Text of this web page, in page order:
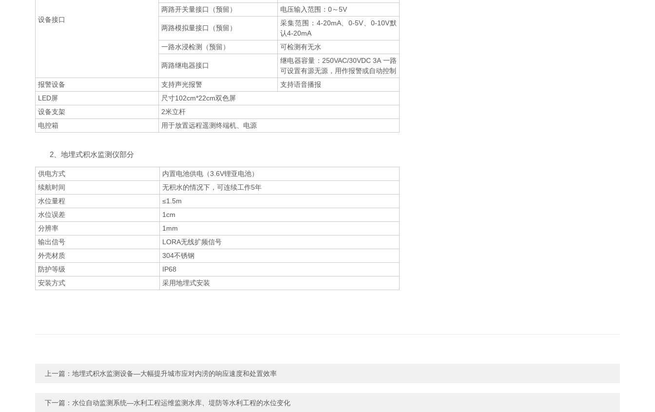
设备接口
两路开关量接口（预留）
电压输入范围：0～5V
两路模拟量接口（预留）
采集范围：4-20mA、0-5V、0-10V默
认4-20mA
一路水浸检测（预留）
可检测有无水
两路继电器接口
继电器容量：250VAC/30VDC 3A 一路
可设置有源无源，用作报警或自动控制
报警设备
支持声光报警
支持语音播报
LED屏
尺寸102cm*22cm双色屏
设备支架
2米立杆
电控箱
用于放置远程遥测终端机、电源
2、地埋式积水监测仪部分
供电方式
内置电池供电（3.6V锂亚电池）
续航时间
无积水的情况下，可连续工作5年
水位量程
≤1.5m
水位误差
1cm
分辨率
1mm
输出信号
LORA无线扩频信号
外壳材质
304不锈钢
防护等级
IP68
安装方式
采用地埋式安装
上一篇： 地埋式积水监测设备—大幅提升城市应对内涝的响应速度和处置效率
下一篇： 水位自动监测系统—水利工程运维监测水库、堤防等水利工程的水位变化